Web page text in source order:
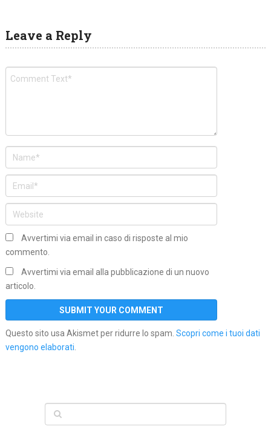
Leave a Reply
Avvertimi via email in caso di risposte al mio
commento.
Avvertimi via email alla pubblicazione di un nuovo
articolo.
Questo sito usa Akismet per ridurre lo spam. Scopri come i tuoi dati
vengono elaborati.